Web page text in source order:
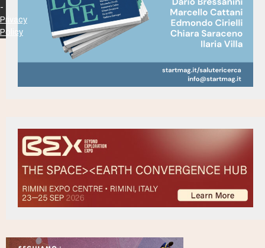
-
Privacy
Policy